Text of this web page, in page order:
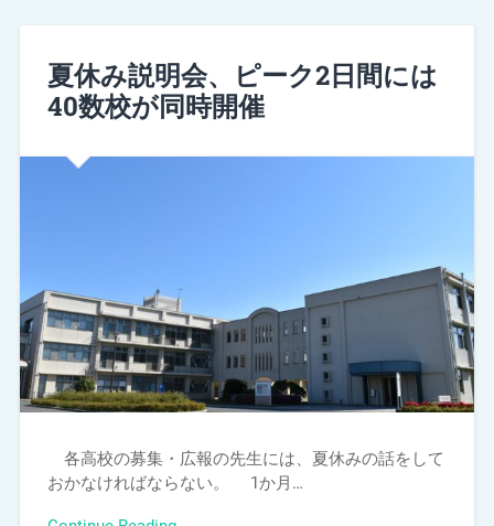
夏休み説明会、ピーク2日間には
40数校が同時開催
各高校の募集・広報の先生には、夏休みの話をして
おかなければならない。 1か月…